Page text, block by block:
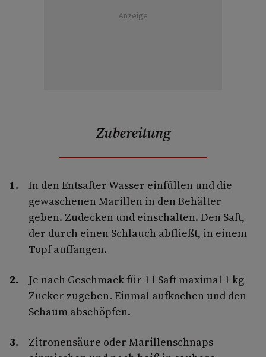
Anzeige
Zubereitung
In den Entsafter Wasser einfüllen und die
gewaschenen Marillen in den Behälter
geben. Zudecken und einschalten. Den Saft,
der durch einen Schlauch abfließt, in einem
Topf auffangen.
Je nach Geschmack für 1 l Saft maximal 1 kg
Zucker zugeben. Einmal aufkochen und den
Schaum abschöpfen.
Zitronensäure oder Marillenschnaps